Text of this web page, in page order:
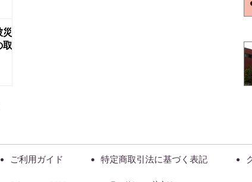
災
取
ご利用ガイド 特定商取引法に基づく表記